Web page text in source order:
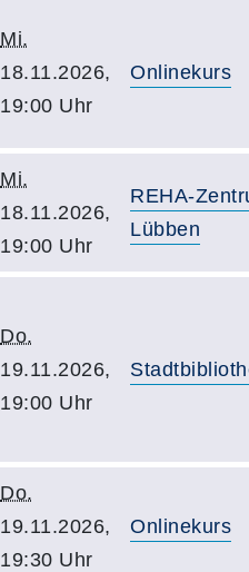
Mi.
18.11.2026,
19:00 Uhr
Onlinekurs
Mi.
18.11.2026,
19:00 Uhr
REHA-
Lübben
Do.
19.11.2026,
19:00 Uhr
Do.
19.11.2026,
19:30 Uhr
Onlinekurs